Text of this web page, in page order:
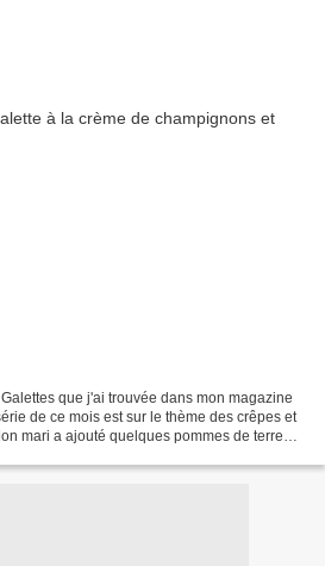
que j'ai trouvée dans mon magazine
de ce mois est sur le thème des crêpes et
mari a ajouté quelques pommes de terre